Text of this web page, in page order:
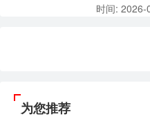
时间:
为您推荐